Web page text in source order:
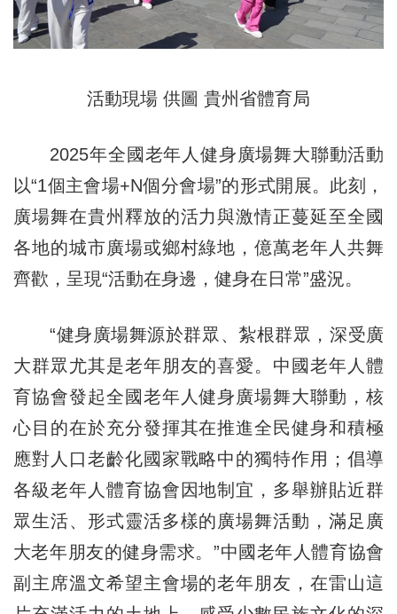
活動現場 供圖 貴州省體育局
2025年全國老年人健身廣場舞大聯動活動
以“1個主會場+N個分會場”的形式開展。此刻，
廣場舞在貴州釋放的活力與激情正蔓延至全國
各地的城市廣場或鄉村綠地，億萬老年人共舞
齊歡，呈現“活動在身邊，健身在日常”盛況。
“健身廣場舞源於群眾、紮根群眾，深受廣
大群眾尤其是老年朋友的喜愛。中國老年人體
育協會發起全國老年人健身廣場舞大聯動，核
心目的在於充分發揮其在推進全民健身和積極
應對人口老齡化國家戰略中的獨特作用；倡導
各級老年人體育協會因地制宜，多舉辦貼近群
眾生活、形式靈活多樣的廣場舞活動，滿足廣
大老年朋友的健身需求。”中國老年人體育協會
副主席溫文希望主會場的老年朋友，在雷山這